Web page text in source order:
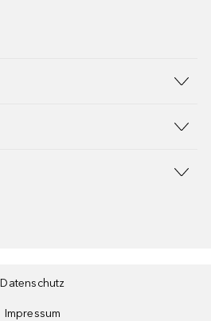
Datenschutz
Impressum